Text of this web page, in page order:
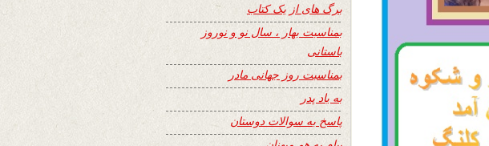
برگ های از یک کتاب
بمناسبت بهار ، سال نو و نوروز
باستانی
بمناسبت روز جهانی مادر
به یاد پدر
پاسخ به سوالات دوستان